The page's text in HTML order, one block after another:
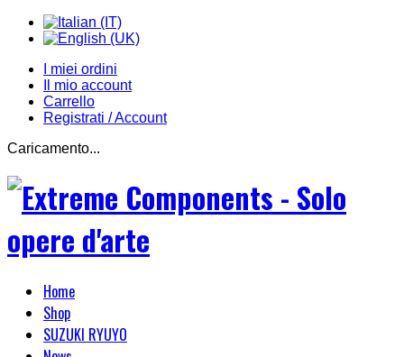
I miei ordini
Il mio account
Carrello
Registrati / Account
Caricamento...
Home
Shop
SUZUKI RYUYO